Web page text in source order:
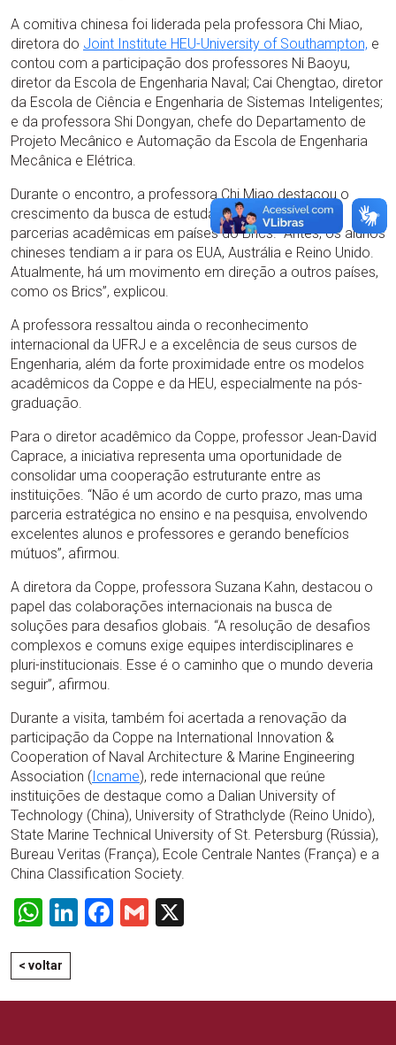
A comitiva chinesa foi liderada pela professora Chi Miao,
diretora do Joint Institute HEU-University of Southampton, e
contou com a participação dos professores Ni Baoyu,
diretor da Escola de Engenharia Naval; Cai Chengtao, diretor
da Escola de Ciência e Engenharia de Sistemas Inteligentes;
e da professora Shi Dongyan, chefe do Departamento de
Projeto Mecânico e Automação da Escola de Engenharia
Mecânica e Elétrica.
Durante o encontro, a professora Chi Miao destacou o
crescimento da busca de estudantes chineses por
parcerias acadêmicas em países do Brics. “Antes, os alunos
chineses tendiam a ir para os EUA, Austrália e Reino Unido.
Atualmente, há um movimento em direção a outros países,
como os Brics”, explicou.
A professora ressaltou ainda o reconhecimento
internacional da UFRJ e a excelência de seus cursos de
Engenharia, além da forte proximidade entre os modelos
acadêmicos da Coppe e da HEU, especialmente na pós-
graduação.
Para o diretor acadêmico da Coppe, professor Jean-David
Caprace, a iniciativa representa uma oportunidade de
consolidar uma cooperação estruturante entre as
instituições. “Não é um acordo de curto prazo, mas uma
parceria estratégica no ensino e na pesquisa, envolvendo
excelentes alunos e professores e gerando benefícios
mútuos”, afirmou.
A diretora da Coppe, professora Suzana Kahn, destacou o
papel das colaborações internacionais na busca de
soluções para desafios globais. “A resolução de desafios
complexos e comuns exige equipes interdisciplinares e
pluri-institucionais. Esse é o caminho que o mundo deveria
seguir”, afirmou.
Durante a visita, também foi acertada a renovação da
participação da Coppe na International Innovation &
Cooperation of Naval Architecture & Marine Engineering
Association (Icname), rede internacional que reúne
instituições de destaque como a Dalian University of
Technology (China), University of Strathclyde (Reino Unido),
State Marine Technical University of St. Petersburg (Rússia),
Bureau Veritas (França), Ecole Centrale Nantes (França) e a
China Classification Society.
WhatsApp
LinkedIn
Facebook
Gmail
< voltar